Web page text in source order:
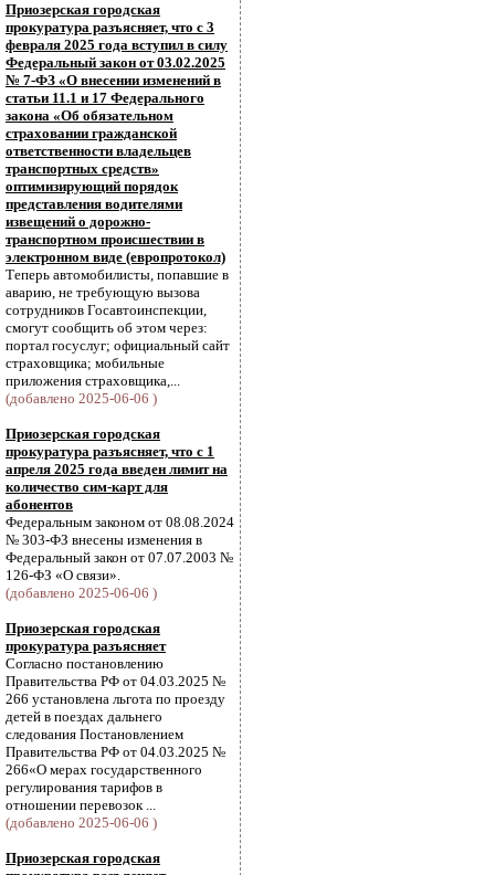
Приозерская городская
прокуратура разъясняет, что с 3
февраля 2025 года вступил в силу
Федеральный закон от 03.02.2025
№ 7-ФЗ «О внесении изменений в
статьи 11.1 и 17 Федерального
закона «Об обязательном
страховании гражданской
ответственности владельцев
транспортных средств»
оптимизирующий порядок
представления водителями
извещений о дорожно-
транспортном происшествии в
электронном виде (европротокол)
Теперь автомобилисты, попавшие в
аварию, не требующую вызова
сотрудников Госавтоинспекции,
смогут сообщить об этом через:
портал госуслуг; официальный сайт
страховщика; мобильные
приложения страховщика,...
(добавлено 2025-06-06 )
Приозерская городская
прокуратура разъясняет, что с 1
апреля 2025 года введен лимит на
количество сим-карт для
абонентов
Федеральным законом от 08.08.2024
№ 303-ФЗ внесены изменения в
Федеральный закон от 07.07.2003 №
126-ФЗ «О связи».
(добавлено 2025-06-06 )
Приозерская городская
прокуратура разъясняет
Согласно постановлению
Правительства РФ от 04.03.2025 №
266 установлена льгота по проезду
детей в поездах дальнего
следования Постановлением
Правительства РФ от 04.03.2025 №
266«О мерах государственного
регулирования тарифов в
отношении перевозок ...
(добавлено 2025-06-06 )
Приозерская городская